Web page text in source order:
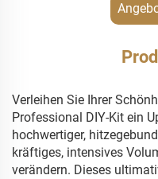
Verleihen Sie Ihrer
Professional DIY-Kit ein
hochwertiger,
kräftiges, intensives
verändern. Dieses